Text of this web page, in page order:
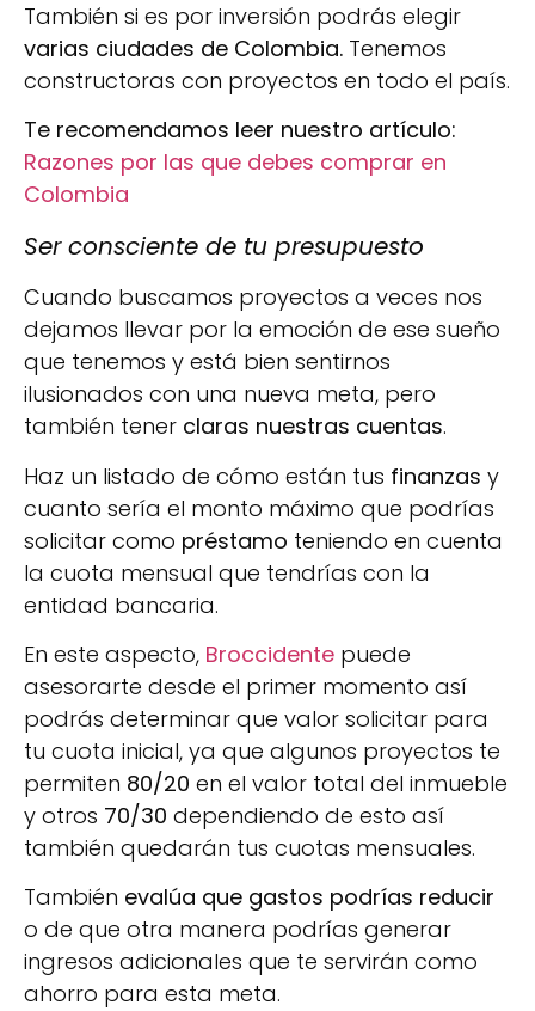
También si es por inversión podrás elegir
varias ciudades de Colombia. Tenemos
constructoras con proyectos en todo el país.
Te recomendamos leer nuestro artículo:
Razones por las que debes comprar en
Colombia
Ser consciente de tu presupuesto
Cuando buscamos proyectos a veces nos
dejamos llevar por la emoción de ese sueño
que tenemos y está bien sentirnos
ilusionados con una nueva meta, pero
también tener claras nuestras cuentas.
Haz un listado de cómo están tus finanzas y
cuanto sería el monto máximo que podrías
solicitar como préstamo teniendo en cuenta
la cuota mensual que tendrías con la
entidad bancaria.
En este aspecto, Broccidente puede
asesorarte desde el primer momento así
podrás determinar que valor solicitar para
tu cuota inicial, ya que algunos proyectos te
permiten 80/20 en el valor total del inmueble
y otros 70/30 dependiendo de esto así
también quedarán tus cuotas mensuales.
También evalúa que gastos podrías reducir
o de que otra manera podrías generar
ingresos adicionales que te servirán como
ahorro para esta meta.